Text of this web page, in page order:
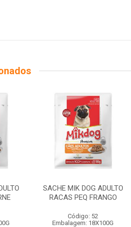
SACHE MIK DOG ADULTO
RACAS PEQ FRANGO
Código: 52
Embalagem: 18X100G